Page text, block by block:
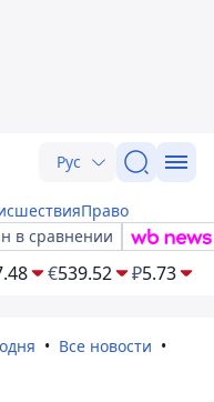
Рус
Право
в сравнении
€539.52 ₽5.73
Все новости